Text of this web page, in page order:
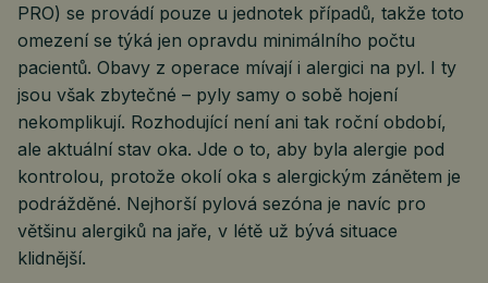
PRO) se provádí pouze u jednotek případů, takže toto
omezení se týká jen opravdu minimálního počtu
pacientů. Obavy z operace mívají i alergici na pyl. I ty
jsou však zbytečné – pyly samy o sobě hojení
nekomplikují. Rozhodující není ani tak roční období,
ale aktuální stav oka. Jde o to, aby byla alergie pod
kontrolou, protože okolí oka s alergickým zánětem je
podrážděné. Nejhorší pylová sezóna je navíc pro
většinu alergiků na jaře, v létě už bývá situace
klidnější.